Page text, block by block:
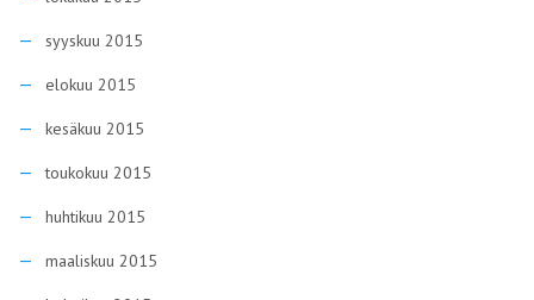
syyskuu 2015
elokuu 2015
kesäkuu 2015
toukokuu 2015
huhtikuu 2015
maaliskuu 2015